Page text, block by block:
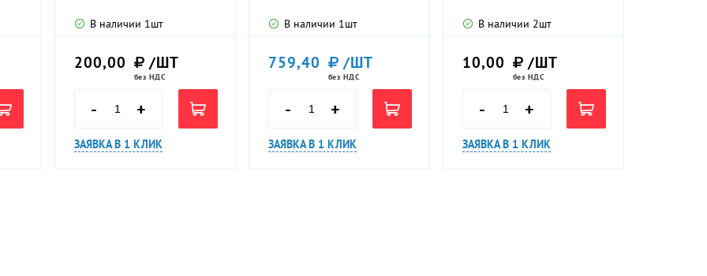
В наличии 1шт
200,00 /ШТ
без НДС
- +
ЗАЯВКА В 1 КЛИК
В наличии 1шт
759,40 /ШТ
без НДС
- +
ЗАЯВКА В 1 КЛИК
В наличии 2шт
10,00 /ШТ
без НДС
- +
ЗАЯВКА В 1 КЛИК